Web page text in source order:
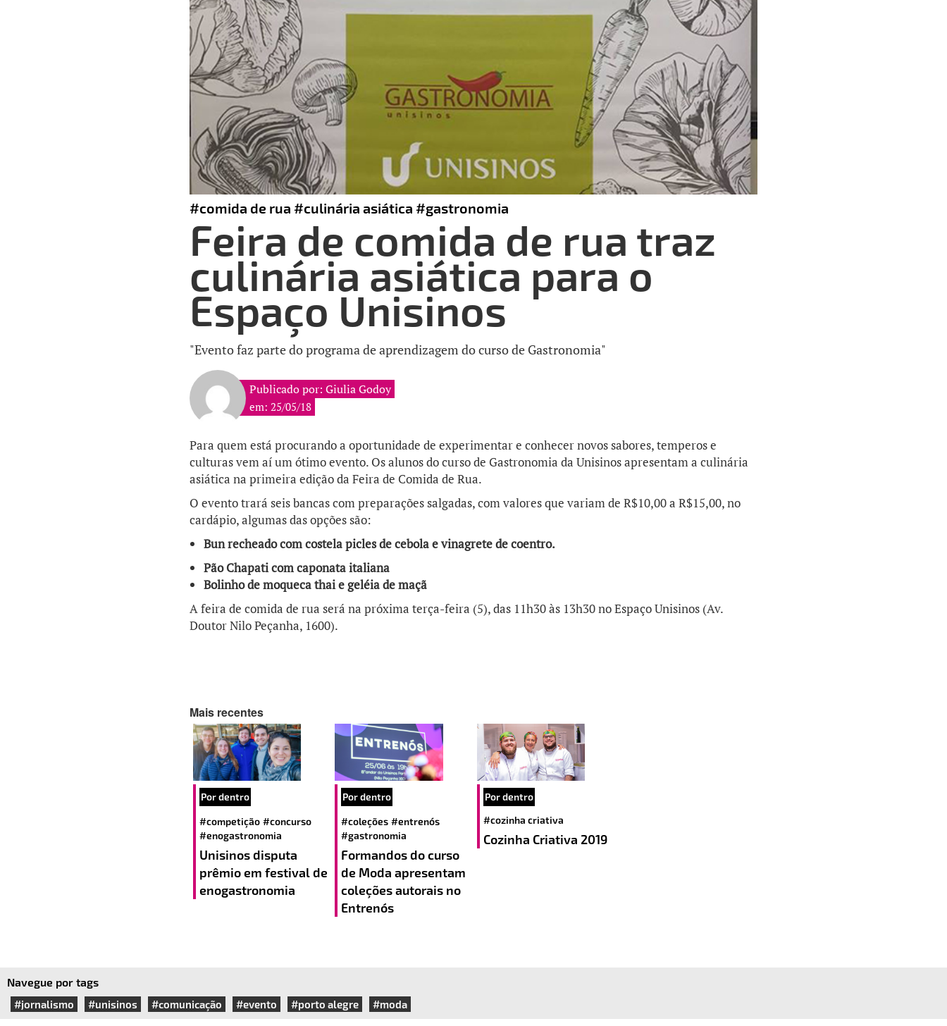
#comida de rua #culinária asiática #gastronomia
Feira de comida de rua traz
culinária asiática para o
Espaço Unisinos
"Evento faz parte do programa de aprendizagem do curso de Gastronomia"
Publicado por: Giulia Godoy
em: 25/05/18
Para quem está procurando a oportunidade de experimentar e conhecer novos sabores, temperos e
culturas vem aí um ótimo evento. Os alunos do curso de Gastronomia da Unisinos apresentam a culinária
asiática na primeira edição da Feira de Comida de Rua.
O evento trará seis bancas com preparações salgadas, com valores que variam de R$10,00 a R$15,00, no
cardápio, algumas das opções são:
Bunrecheado com costela picles de cebola e vinagrete de coentro.
PãoChapaticomcaponataitaliana
Bolinho de moquecathaiegeléiade maçã
A feira de comida de rua será na próxima terça-feira (5), das 11h30 às 13h30 no Espaço Unisinos (Av.
Doutor Nilo Peçanha, 1600).
Mais recentes
Por dentro
#competição #concurso
#enogastronomia
Unisinos disputa
prêmio em festival de
enogastronomia
Por dentro
#coleções #entrenós
#gastronomia
Formandos do curso
de Moda apresentam
coleções autorais no
Entrenós
Por dentro
#cozinha criativa
Cozinha Criativa 2019
Navegue por tags
#jornalismo #unisinos #comunicação #evento #porto alegre #moda